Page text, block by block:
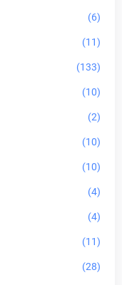
(6)
(11)
(133)
(10)
(2)
(10)
(10)
(4)
(4)
(11)
(28)